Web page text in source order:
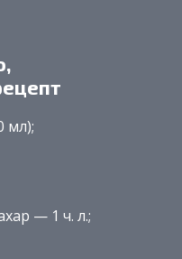
мл);
— 1 ч. л.;